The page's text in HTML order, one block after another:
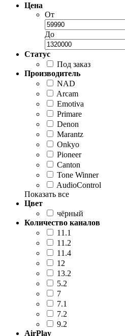
Цена
От
До
Статус
Под заказ
Производитель
NAD
Arcam
Emotiva
Primare
Denon
Marantz
Onkyo
Pioneer
Canton
Tone Winner
AudioControl
Показать все
Цвет
чёрный
Количество каналов
11.1
11.2
11.4
12
13.2
5.2
7
7.1
7.2
9.2
AirPlay